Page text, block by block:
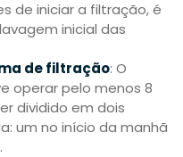
de iniciar a filtração, é
inicial das
de filtração: O
operar pelo menos 8
dividido em dois
um no início da manhã